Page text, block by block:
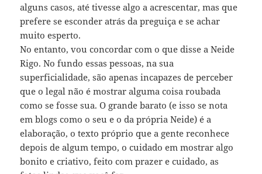
alguns casos, até tivesse algo a acrescentar, mas que
prefere se esconder atrás da preguiça e se achar
muito esperto.
No entanto, vou concordar com o que disse a Neide
Rigo. No fundo essas pessoas, na sua
superficialidade, são apenas incapazes de perceber
que o legal não é mostrar alguma coisa roubada
como se fosse sua. O grande barato (e isso se nota
em blogs como o seu e o da própria Neide) é a
elaboração, o texto próprio que a gente reconhece
depois de algum tempo, o cuidado em mostrar algo
bonito e criativo, feito com prazer e cuidado, as